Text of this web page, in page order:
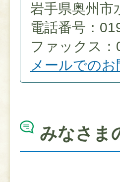
岩手県奥州市
電話番号：
ファックス
メールでの
みなさま